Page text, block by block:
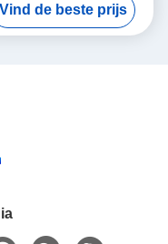
P50BA2002BXS3C 3
HD Light Weight
Vind de beste prijs